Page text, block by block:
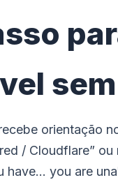
orientação
/ Cloudflare”
you are